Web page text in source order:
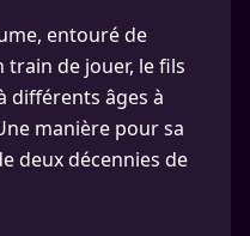
entouré de
de jouer, le fils
différents âges à
manière pour sa
deux décennies de